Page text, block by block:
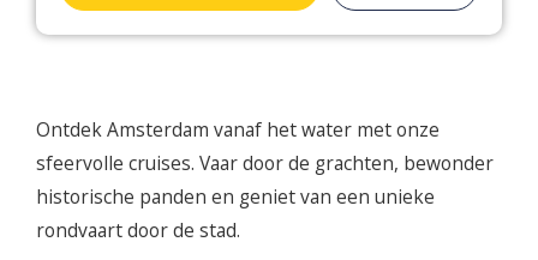
Ontdek Amsterdam vanaf het water met onze
sfeervolle cruises. Vaar door de grachten, bewonder
historische panden en geniet van een unieke
rondvaart door de stad.